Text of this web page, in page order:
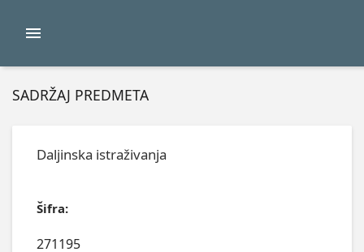
SADRŽAJ PREDMETA
Daljinska istraživanja
Šifra:
271195